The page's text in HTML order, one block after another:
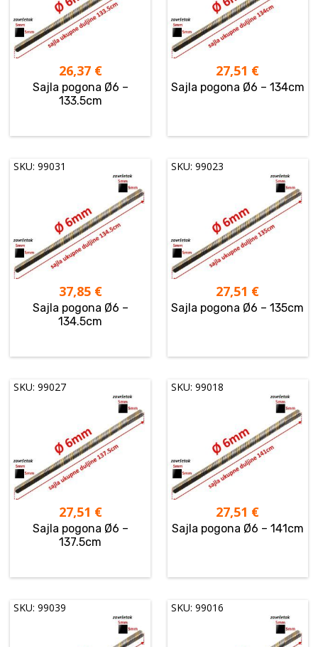
26,37 €
Sajla pogona Ø6 –
133.5cm
27,51 €
Sajla pogona Ø6 – 134cm
SKU: 99031
37,85 €
Sajla pogona Ø6 –
134.5cm
SKU: 99023
27,51 €
Sajla pogona Ø6 – 135cm
SKU: 99027
27,51 €
Sajla pogona Ø6 –
137.5cm
SKU: 99018
27,51 €
Sajla pogona Ø6 – 141cm
SKU: 99039 SKU: 99016